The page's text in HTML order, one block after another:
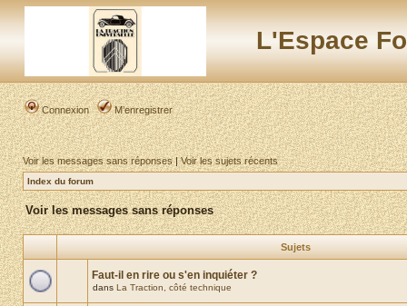
L'Espace
Connexion M’enregistrer
Voir les messages sans réponses|Voir les sujets récents
Index du forum
Voir les messages sans réponses
Sujets
Faut-il en rire ou s'en inquiéter ?
dans La Traction, côté technique